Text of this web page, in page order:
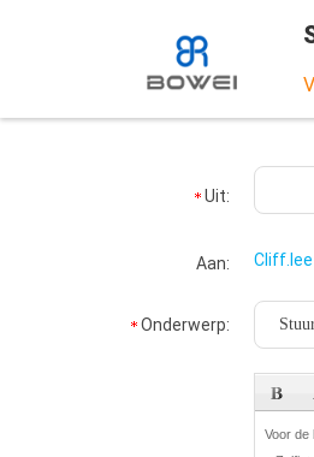
Uit:
Aan: Cliff.lee
Onderwerp: